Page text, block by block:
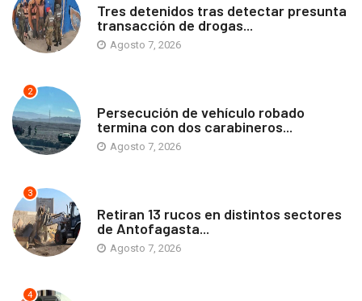
Tres detenidos tras detectar presunta
transacción de drogas...
Agosto 7, 2026
2
Persecución de vehículo robado
termina con dos carabineros...
Agosto 7, 2026
3
Retiran 13 rucos en distintos sectores
de Antofagasta...
Agosto 7, 2026
4